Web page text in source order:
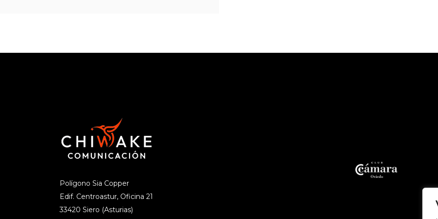
Polígono Sia Copper
Edif. Centroastur, Oficina 21
33420 Siero (Asturias)